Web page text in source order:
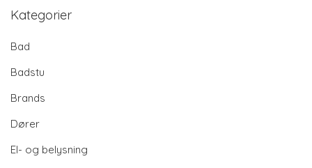
Kategorier
Bad
Badstu
Brands
Dører
El- og belysning